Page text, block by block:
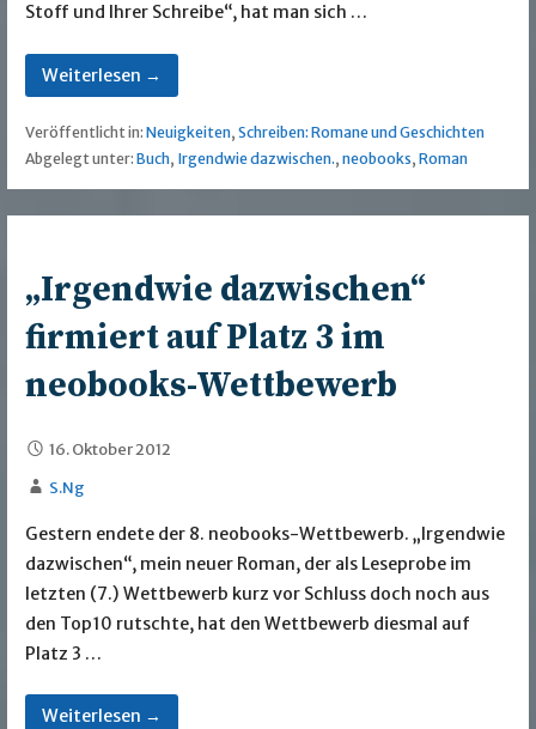
Stoff und Ihrer Schreibe“, hat man sich …
Weiterlesen →
Veröffentlicht in: Neuigkeiten, Schreiben: Romane und Geschichten
Abgelegt unter: Buch, Irgendwie dazwischen., neobooks, Roman
„Irgendwie dazwischen“
firmiert auf Platz 3 im
neobooks-Wettbewerb
16. Oktober 2012
S.Ng
Gestern endete der 8. neobooks-Wettbewerb. „Irgendwie
dazwischen“, mein neuer Roman, der als Leseprobe im
letzten (7.) Wettbewerb kurz vor Schluss doch noch aus
den Top10 rutschte, hat den Wettbewerb diesmal auf
Platz 3 …
Weiterlesen →